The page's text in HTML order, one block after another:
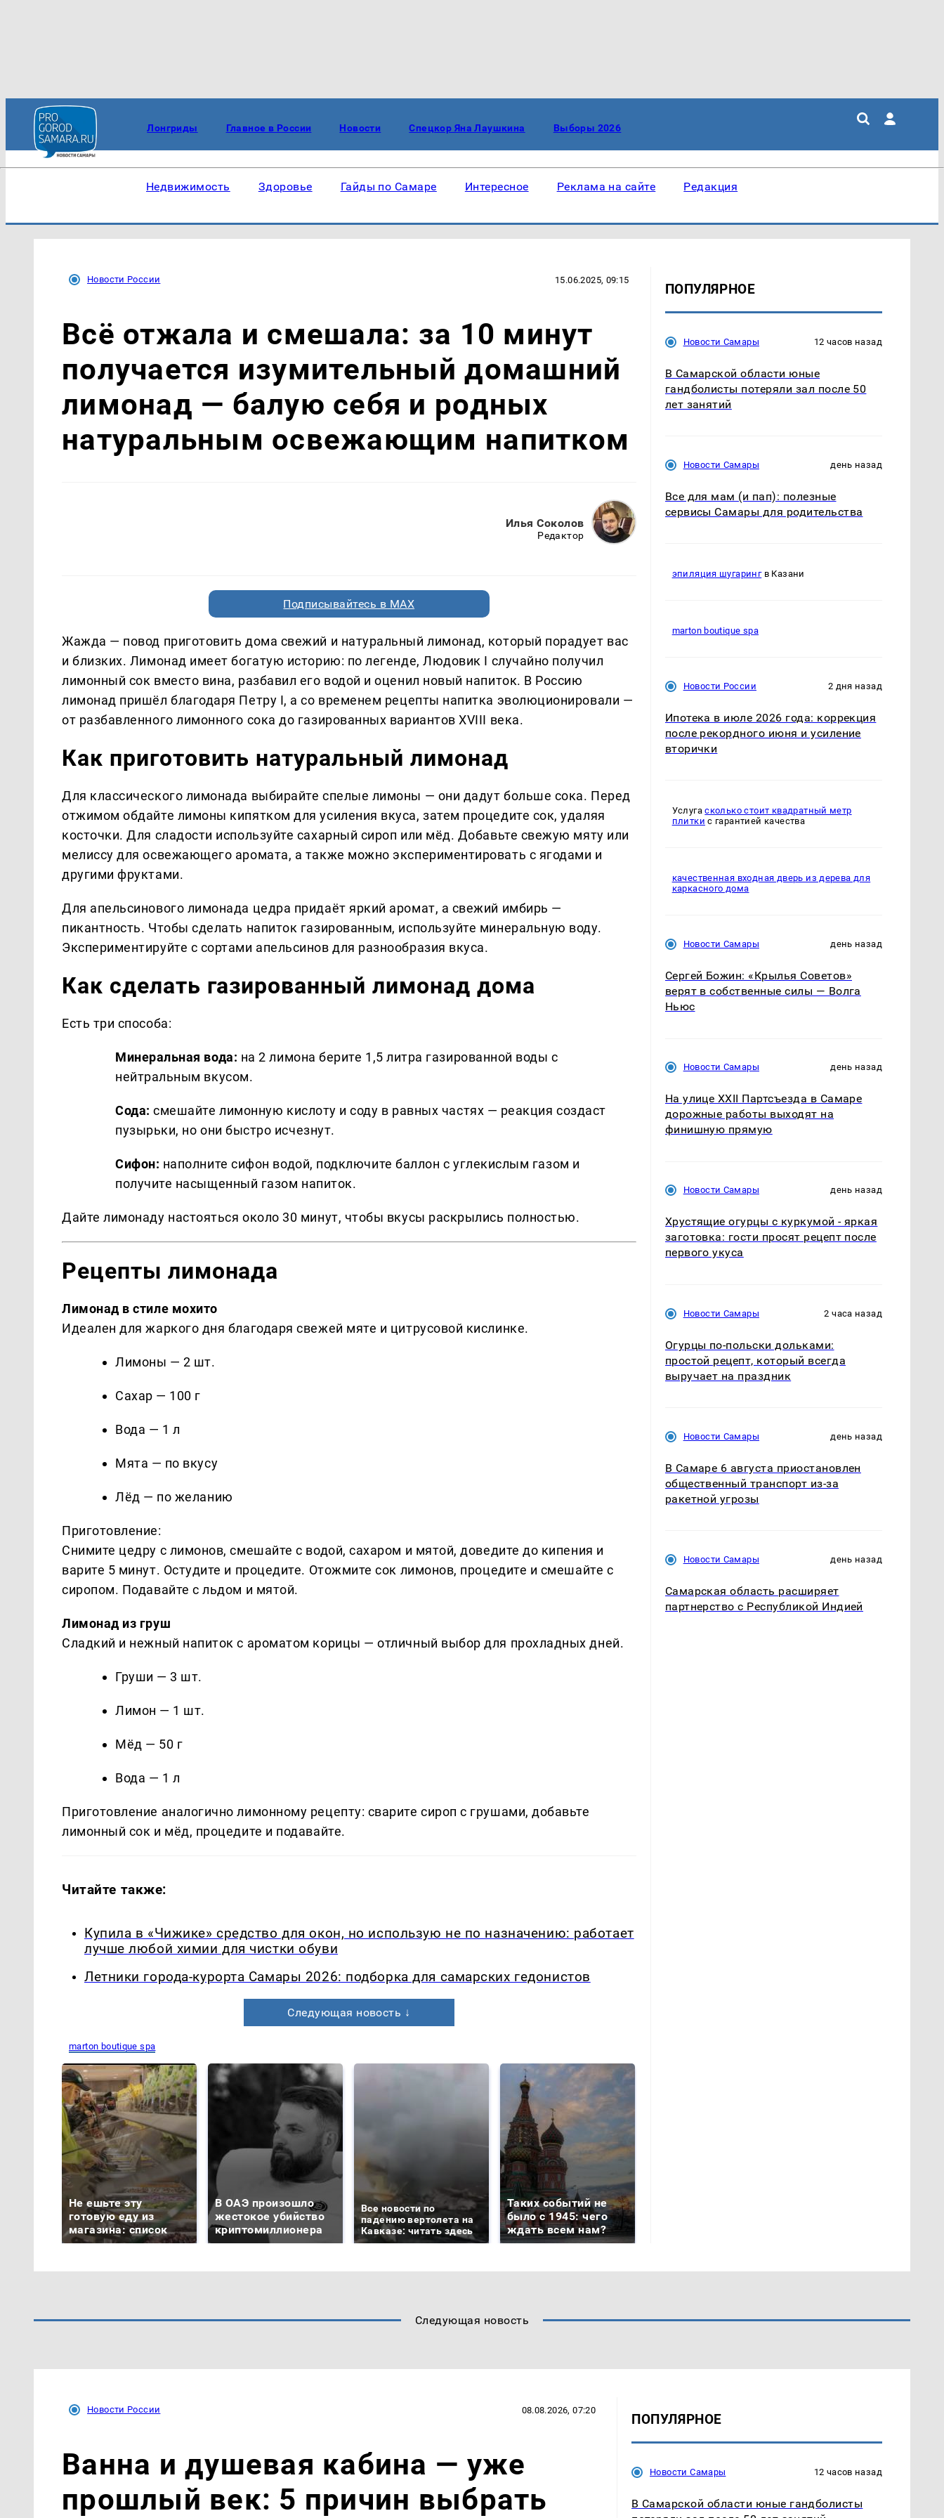
Лонгриды Главное в России Новости Спецкор Яна Лаушкина Выборы 2026
Недвижимость Здоровье Гайды по Самаре Интересное Реклама на сайте Редакция
Новости России 15.06.2025, 09:15
Всё отжала и смешала: за 10 минут
получается изумительный домашний
лимонад — балую себя и родных
натуральным освежающим напитком
Илья Соколов
Редактор
Подписывайтесь в MAX
Жажда — повод приготовить дома свежий и натуральный лимонад, который порадует вас
и близких. Лимонад имеет богатую историю: по легенде, Людовик I случайно получил
лимонный сок вместо вина, разбавил его водой и оценил новый напиток. В Россию
лимонад пришёл благодаря Петру I, а со временем рецепты напитка эволюционировали —
от разбавленного лимонного сока до газированных вариантов XVIII века.
Как приготовить натуральный лимонад
Для классического лимонада выбирайте спелые лимоны — они дадут больше сока. Перед
отжимом обдайте лимоны кипятком для усиления вкуса, затем процедите сок, удаляя
косточки. Для сладости используйте сахарный сироп или мёд. Добавьте свежую мяту или
мелиссу для освежающего аромата, а также можно экспериментировать с ягодами и
другими фруктами.
Для апельсинового лимонада цедра придаёт яркий аромат, а свежий имбирь —
пикантность. Чтобы сделать напиток газированным, используйте минеральную воду.
Экспериментируйте с сортами апельсинов для разнообразия вкуса.
Как сделать газированный лимонад дома
Есть три способа:
Минеральная вода: на 2 лимона берите 1,5 литра газированной воды с
нейтральным вкусом.
Сода: смешайте лимонную кислоту и соду в равных частях — реакция создаст
пузырьки, но они быстро исчезнут.
Сифон: наполните сифон водой, подключите баллон с углекислым газом и
получите насыщенный газом напиток.
Дайте лимонаду настояться около 30 минут, чтобы вкусы раскрылись полностью.
Рецепты лимонада
Лимонад в стиле мохито
Идеален для жаркого дня благодаря свежей мяте и цитрусовой кислинке.
Лимоны — 2 шт.
Сахар — 100 г
Вода — 1 л
Мята — по вкусу
Лёд — по желанию
Приготовление:
Снимите цедру с лимонов, смешайте с водой, сахаром и мятой, доведите до кипения и
варите 5 минут. Остудите и процедите. Отожмите сок лимонов, процедите и смешайте с
сиропом. Подавайте с льдом и мятой.
Лимонад из груш
Сладкий и нежный напиток с ароматом корицы — отличный выбор для прохладных дней.
Груши — 3 шт.
Лимон — 1 шт.
Мёд — 50 г
Вода — 1 л
Приготовление аналогично лимонному рецепту: сварите сироп с грушами, добавьте
лимонный сок и мёд, процедите и подавайте.
Читайте также:
Купила в «Чижике» средство для окон, но использую не по назначению: работает
лучше любой химии для чистки обуви
Летники города-курорта Самары 2026: подборка для самарских гедонистов
Следующая новость ↓
marton boutique spa
Не ешьте эту
готовую еду из
магазина: список
В ОАЭ произошло
жестокое убийство
криптомиллионера
Все новости по
падению вертолета на
Кавказе: читать здесь
Таких событий не
было с 1945: чего
ждать всем нам?
ПОПУЛЯРНОЕ
Новости Самары 12 часов назад
В Самарской области юные
гандболисты потеряли зал после 50
лет занятий
Новости Самары день назад
Все для мам (и пап): полезные
сервисы Самары для родительства
эпиляция шугарингв Казани
marton boutique spa
Новости России 2 дня назад
Ипотека в июле 2026 года: коррекция
после рекордного июня и усиление
вторички
Услугасколько стоит квадратный метр
плитки с гарантией качества
качественная входная дверь из дерева для
каркасного дома
Новости Самары день назад
Сергей Божин: «Крылья Советов»
верят в собственные силы — Волга
Ньюс
Новости Самары день назад
На улице XXII Партсъезда в Самаре
дорожные работы выходят на
финишную прямую
Новости Самары день назад
Хрустящие огурцы с куркумой - яркая
заготовка: гости просят рецепт после
первого укуса
Новости Самары 2 часа назад
Огурцы по‑польски дольками:
простой рецепт, который всегда
выручает на праздник
Новости Самары день назад
В Самаре 6 августа приостановлен
общественный транспорт из-за
ракетной угрозы
Новости Самары день назад
Самарская область расширяет
партнерство с Республикой Индией
Следующая новость
Новости России 08.08.2026, 07:20
Ванна и душевая кабина — уже
прошлый век: 5 причин выбрать
ПОПУЛЯРНОЕ
Новости Самары 12 часов назад
В Самарской области юные гандболисты